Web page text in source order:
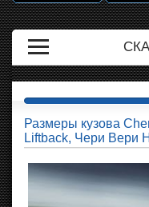
Размеры кузова
Liftback, Чери Вери